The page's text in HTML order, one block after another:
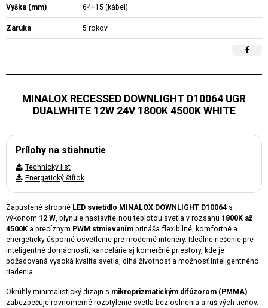
Výška (mm) 64+15 (kábel)
Záruka 5 rokov
MINALOX RECESSED DOWNLIGHT D10064 UGR
DUALWHITE 12W 24V 1800K 4500K WHITE
Prílohy na stiahnutie
Technický list
Energetický štítok
Zapustené stropné LED svietidlo MINALOX DOWNLIGHT D10064 s
výkonom 12 W, plynule nastaviteľnou teplotou svetla v rozsahu 1800K až
4500K a precíznym PWM stmievaním prináša flexibilné, komfortné a
energeticky úsporné osvetlenie pre moderné interiéry. Ideálne riešenie pre
inteligentné domácnosti, kancelárie aj komerčné priestory, kde je
požadovaná vysoká kvalita svetla, dlhá životnosť a možnosť inteligentného
riadenia.
Okrúhly minimalistický dizajn s mikroprizmatickým difúzorom (PMMA)
zabezpečuje rovnomerné rozptýlenie svetla bez oslnenia a rušivých tieňov.